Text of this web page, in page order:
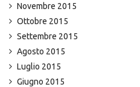
Novembre 2015
Ottobre 2015
Settembre 2015
Agosto 2015
Luglio 2015
Giugno 2015